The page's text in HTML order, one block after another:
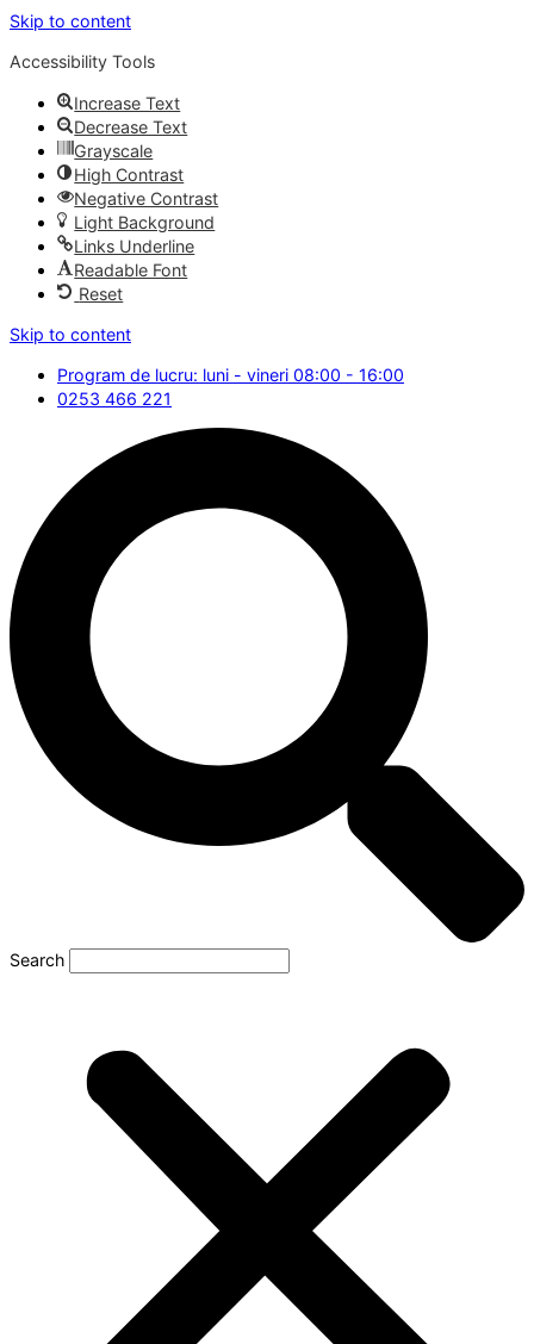
Skip to content
Accessibility Tools
Increase Text
Decrease Text
Grayscale
High Contrast
Negative Contrast
Light Background
Links Underline
Readable Font
Reset
Skip to content
Program de lucru: luni - vineri 08:00 - 16:00
0253 466 221
Search